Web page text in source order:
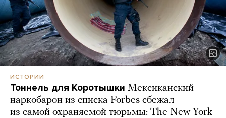
ИСТОРИИ
Тоннель для Коротышки Мексиканский
наркобарон из списка Forbes сбежал
из самой охраняемой тюрьмы: The New York